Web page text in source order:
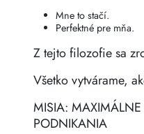
Mne to stačí.
Perfektné pre mňa.
Z tejto filozofie sa
Všetko vytvárame,
MISIA: MAXIMÁLNE
PODNIKANIA